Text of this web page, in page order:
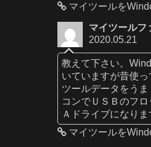
マイツールを
マイツールフ
2020.05.21
教えて下さい。
いていますが昔使
ツールデータをう
コンでＵＳＢのフ
Ａドライブになり
マイツールを